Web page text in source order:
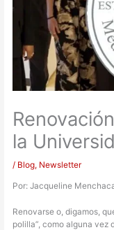
la
/ Blog, Newsletter
Por: Jacqueline
Renovarse o, digamos,
polilla”, como alguna vez